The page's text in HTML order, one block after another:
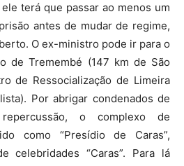
terá que passar ao menos um
antes de mudar de regime,
O ex-ministro pode ir para o
de Tremembé (147 km de São
de Ressocialização de Limeira
Por abrigar condenados de
o complexo de
como “Presídio de Caras”,
celebridades “Caras”. Para lá